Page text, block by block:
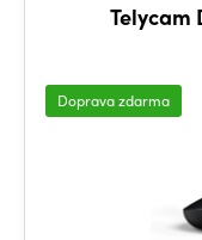
Telycam
Doprava zdarma